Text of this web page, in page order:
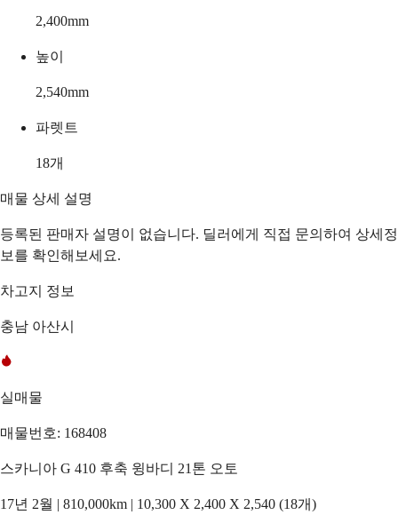
2,400mm
높이
2,540mm
파렛트
18개
매물 상세 설명
등록된 판매자 설명이 없습니다. 딜러에게 직접 문의하여 상세정
보를 확인해보세요.
차고지 정보
충남 아산시
실매물
매물번호: 168408
스카니아 G 410 후축 윙바디 21톤 오토
17년 2월 | 810,000km | 10,300 X 2,400 X 2,540 (18개)